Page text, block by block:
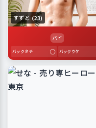
すずと (23)
バイ
バックタチ ○ バックウケ